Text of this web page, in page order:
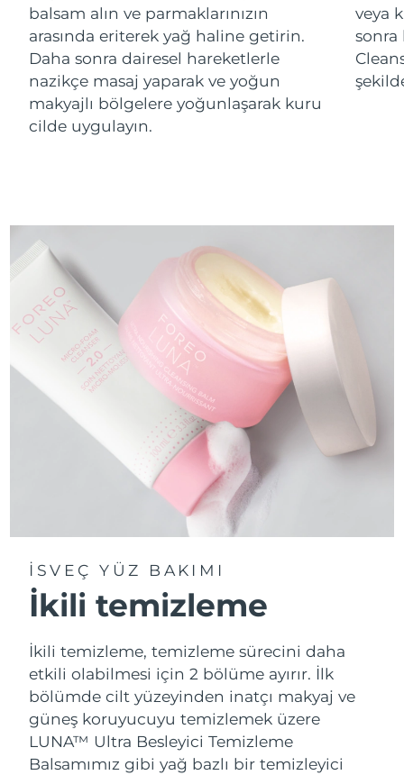
balsam alın ve parmaklarınızın
arasında eriterek yağ haline getirin.
Daha sonra dairesel hareketlerle
nazikçe masaj yaparak ve yoğun
makyajlı bölgelere yoğunlaşarak kuru
cilde uygulayın.
veya
sonra
İSVEÇ YÜZ BAKIMI
İkili temizleme
İkili temizleme, temizleme sürecini daha
etkili olabilmesi için 2 bölüme ayırır. İlk
bölümde cilt yüzeyinden inatçı makyaj ve
güneş koruyucuyu temizlemek üzere
LUNA™ Ultra Besleyici Temizleme
Balsamımız gibi yağ bazlı bir temizleyici